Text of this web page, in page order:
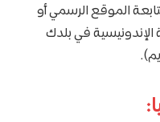
الموقع الرسمي أو
الإندونيسية في بلدك